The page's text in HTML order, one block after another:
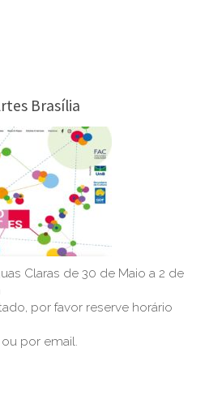
Brasília
Claras de 30 de Maio a 2 de
por favor reserve horário
por email.